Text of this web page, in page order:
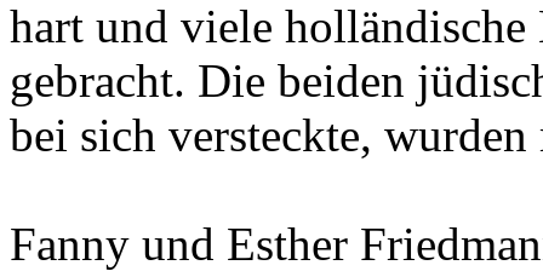
Fanny und Esther
Gegensatz zu ihren Eltern